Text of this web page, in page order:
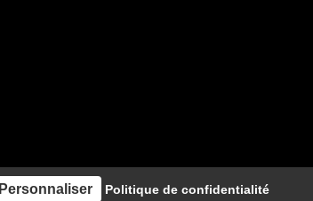
Personnaliser Politique de confidentialité